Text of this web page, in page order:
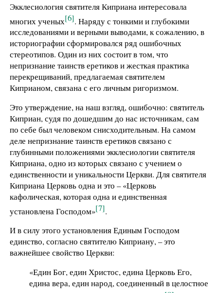
Экклесиология святителя Киприана интересовала
многих ученых[6]. Наряду с тонкими и глубокими
исследованиями и верными выводами, к сожалению, в
историографии сформировался ряд ошибочных
стереотипов. Один из них состоит в том, что
непризнание таинств еретиков и жесткая практика
перекрещиваний, предлагаемая святителем
Киприаном, связана с его личным ригоризмом.
Это утверждение, на наш взгляд, ошибочно: святитель
Киприан, судя по дошедшим до нас источникам, сам
по себе был человеком снисходительным. На самом
деле непризнание таинств еретиков связано с
глубинными положениями экклесиологии святителя
Киприана, одно из которых связано с учением о
единственности и уникальности Церкви. Для святителя
Киприана Церковь одна и это – «Церковь
кафолическая, которая одна и единственная
установлена Господом»[7].
И в силу этого установления Единым Господом
единство, согласно святителю Киприану, – это
важнейшее свойство Церкви:
«Един Бог, един Христос, едина Церковь Его,
едина вера, един народ, соединенный в целостное